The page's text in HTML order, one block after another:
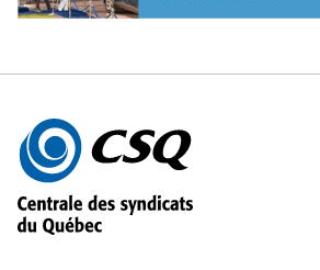
Autres
informations